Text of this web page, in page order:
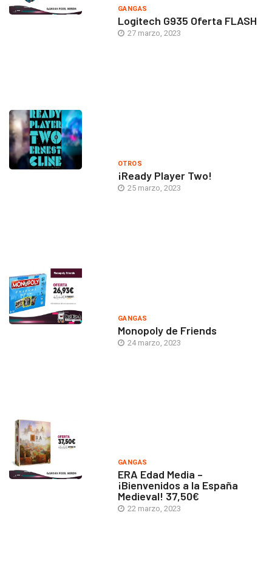
GANGAS
Logitech G935 Oferta FLASH
27 marzo, 2023
OTROS
¡Ready Player Two!
25 marzo, 2023
GANGAS
Monopoly de Friends
24 marzo, 2023
GANGAS
ERA Edad Media –
¡Bienvenidos a la España
Medieval! 37,50€
22 marzo, 2023